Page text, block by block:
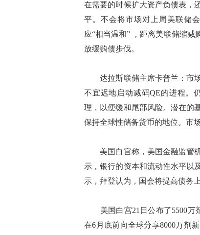
在需要的时候扩大资产负债表，
平。不会将市场对上周美联储
应“相当温和” ，距离美联储缩
放缓购债步伐。
达拉斯联储主席卡普兰：市场
不宜迟地启动减码QE的进程。
理，以便缓和尾部风险。潜在的
保持全球性储备货币的地位。市
美国白宫称，美国金融监管机
示，银行的资本和流动性水平以
示，拜登认为，国会将提高债务上
美国白宫21日公布了5500万
在6月底前向全球分享8000万剂